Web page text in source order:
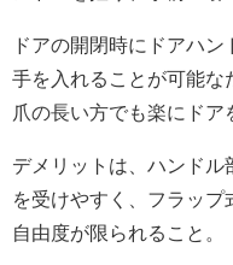
ドアの開閉時にドアハ
手を入れることが可能な
爪の長い方でも楽にドア
デメリットは、ハンド
を受けやすく、フラッ
自由度が限られること。